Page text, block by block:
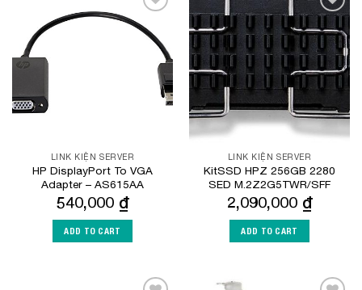
Add to
Wishlist
LINK KIỆN SERVER
HP DisplayPort To VGA
Adapter – AS615AA
540,000 ₫
ADD TO CART
Wishlist
LINK KIỆN SERVER
KitSSD HPZ 256GB 2280
SED M.2Z2G5TWR/SFF
2,090,000 ₫
ADD TO CART